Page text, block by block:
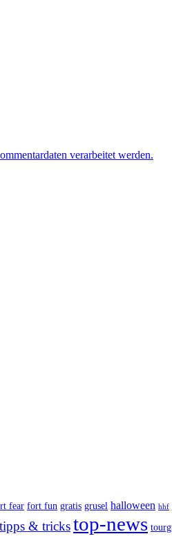
verarbeitet werden.
fear fort fun gratis grusel halloween hhf
tipps & trickstop-news